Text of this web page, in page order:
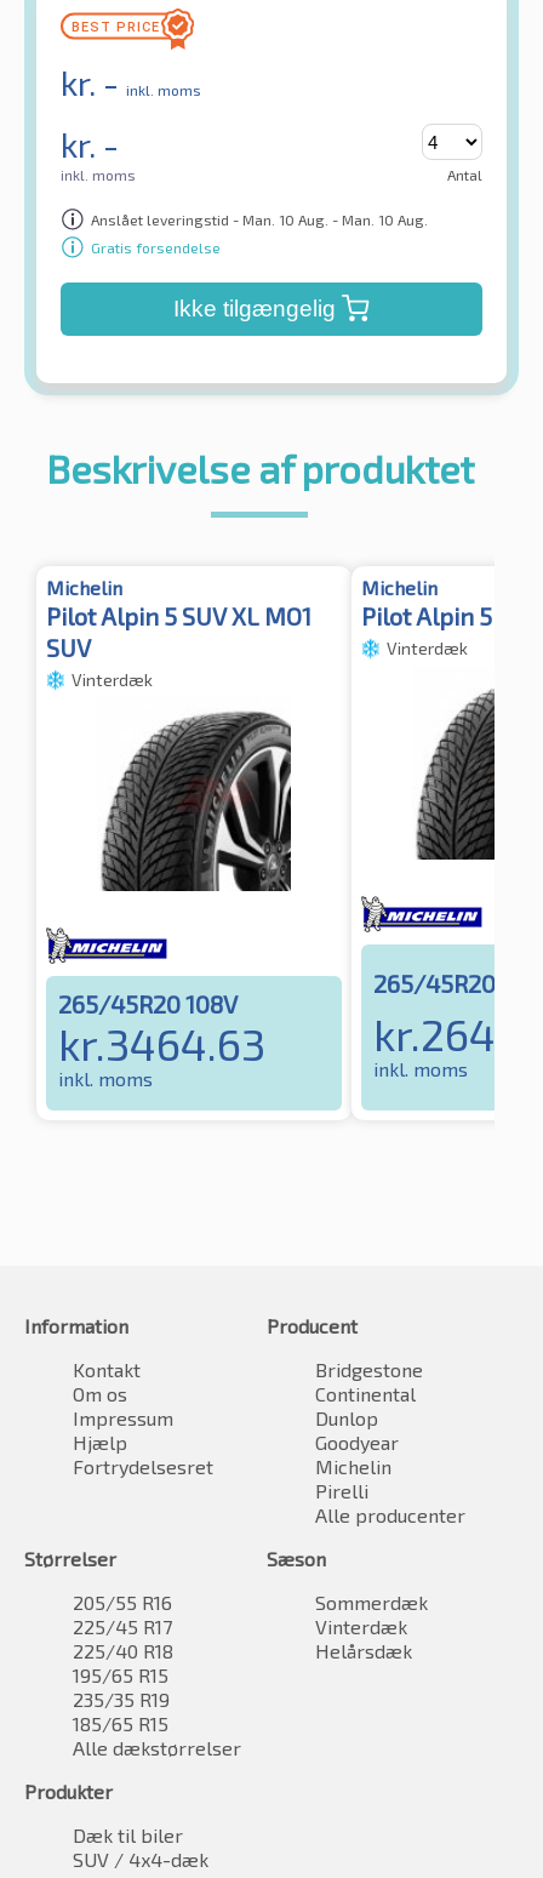
kr. - inkl. moms
kr. -
inkl. moms Antal
Anslået leveringstid - Man. 10 Aug. - Man. 10 Aug.
Gratis forsendelse
Ikke tilgængelig
Beskrivelse af produktet
Michelin
Pilot Alpin 5 SUV XL MO1
SUV
Vinterdæk
265/45R20 108V
kr.3464.63
inkl. moms
Michelin
Pilot Alpin 5
Vinterdæk
265/45R20
kr.
inkl. moms
Information
Kontakt
Om os
Impressum
Hjælp
Fortrydelsesret
Producent
Bridgestone
Continental
Dunlop
Goodyear
Michelin
Pirelli
Alle producenter
Størrelser
205/55 R16
225/45 R17
225/40 R18
195/65 R15
235/35 R19
185/65 R15
Alle dækstørrelser
Sæson
Sommerdæk
Vinterdæk
Helårsdæk
Produkter
Dæk til biler
SUV / 4x4-dæk